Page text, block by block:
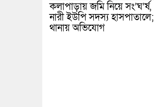
কলাপাড়ায় জমি নিয়ে সং’ঘ’র্ষ,
নারী ইউপি সদস্য হাসপাতালে;
থানায় অভিযোগ